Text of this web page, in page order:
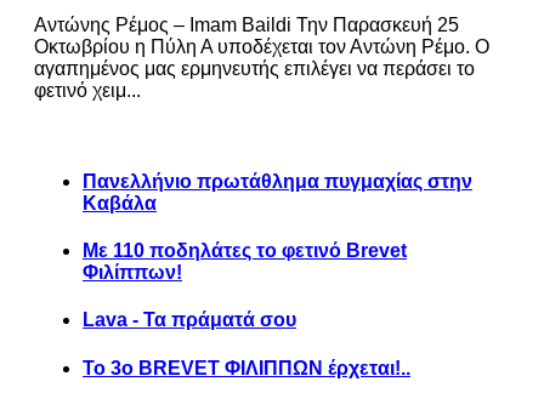
Αντώνης Ρέμος – Imam Baildi Την Παρασκευή 25
Οκτωβρίου η Πύλη Α υποδέχεται τον Αντώνη Ρέμο. Ο
αγαπημένος μας ερμηνευτής επιλέγει να περάσει το
φετινό χειμ...
Πανελλήνιο πρωτάθλημα πυγμαχίας στην
Καβάλα
Με 110 ποδηλάτες το φετινό Brevet
Φιλίππων!
Lava - Τα πράματά σου
Το 3ο BREVET ΦΙΛΙΠΠΩΝ έρχεται!..